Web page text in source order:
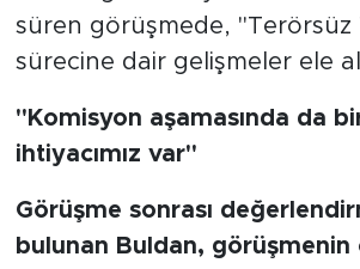
süren görüşmede, "Terörsüz
sürecine dair gelişmeler ele
"Komisyon aşamasında da
ihtiyacımız var"
Görüşme sonrası
bulunan Buldan, görüşmenin